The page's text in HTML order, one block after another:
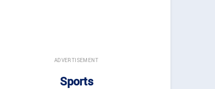
ADVERTISEMENT
Sports